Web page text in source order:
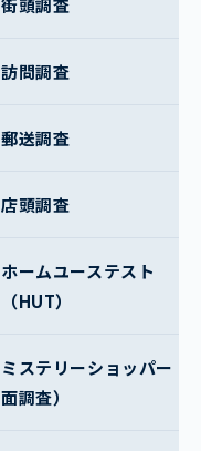
街頭調査
訪問調査
郵送調査
店頭調査
ホームユーステスト
（HUT）
ミステリーショッパー（
面調査）